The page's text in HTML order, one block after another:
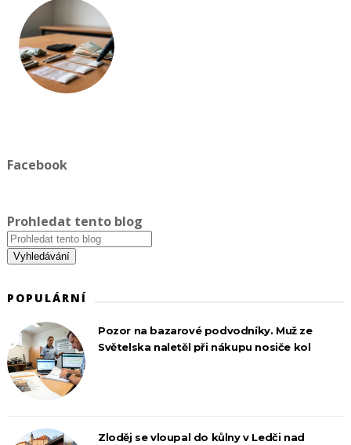
Facebook
Prohledat tento blog
POPULÁRNÍ
Pozor na bazarové podvodníky. Muž ze
Světelska naletěl při nákupu nosiče kol
Zloděj se vloupal do kůlny v Ledči nad